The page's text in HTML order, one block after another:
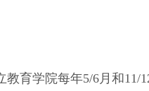
育学院每年5/6月和11/